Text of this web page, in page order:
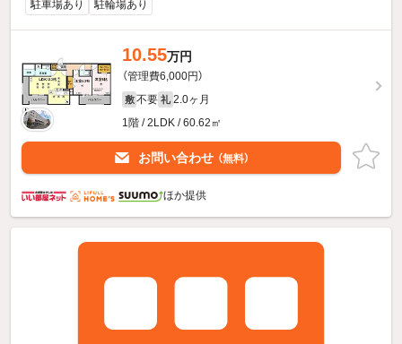
駐車場あり
駐輪場あり
10.55万円
（管理費6,000円）
敷 不要 礼 2.0ヶ月
1階 / 2LDK / 60.62㎡
お問い合わせ （無料）
ほか提供